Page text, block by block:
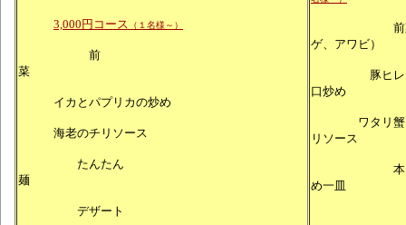
3,000円コース （１名様～）
前
菜
イカとパプリカの炒め
海老のチリソース
たんたん
麺
デザート
前菜（
ゲ、アワビ）
豚ヒレ肉
口炒め
ワタリ蟹と
リソース
本日の
め一皿